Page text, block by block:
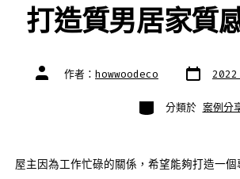
打造質男居家質
文
章 作者： howwoodeco 發
表
分
類 分類於 案例分
屋主因為工作忙碌的關係，希望能夠打造一